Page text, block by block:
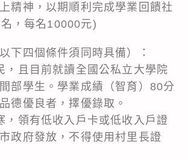
精神，以期順利完成學業回饋社
，每名10000元)
下四個條件須同時具備）：
，且目前就讀全國公私立大學院
部學生。學業成績（智育）80分
德優良者，擇優錄取。
，領有低收入戶卡或低收入戶證
政府發放，不得使用村里長證